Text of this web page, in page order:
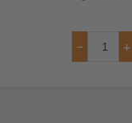
− +